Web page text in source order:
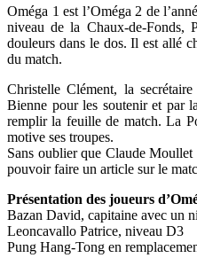
Oméga 1 est l’Oméga 2 de
niveau de la Chaux-de-Fonds,
douleurs dans le dos. Il est allé
du match.
Christelle Clément, la
Bienne pour les soutenir et par
remplir la feuille de match. La
motive ses troupes.
Sans oublier que Claude
pouvoir faire un article sur le
Présentation des joueurs
Bazan David, capitaine avec un
Leoncavallo Patrice, niveau D3
Pung Hang-Tong en